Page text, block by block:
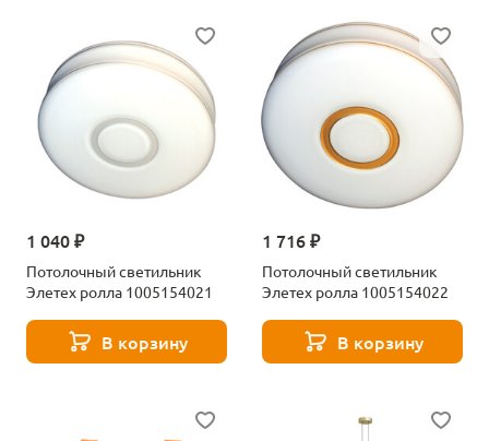
1 040 ₽
Потолочный светильник
Элетех ролла 1005154021
В корзину
1 716 ₽
Потолочный светильник
Элетех ролла 1005154022
В корзину